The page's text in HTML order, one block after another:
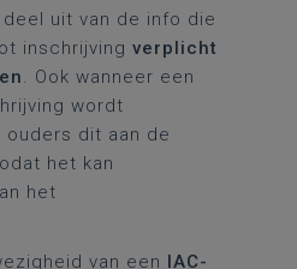
uit van de info die
inschrijving verplicht
. Ook wanneer een
wordt
ouders dit aan de
het kan
het
van een IAC-